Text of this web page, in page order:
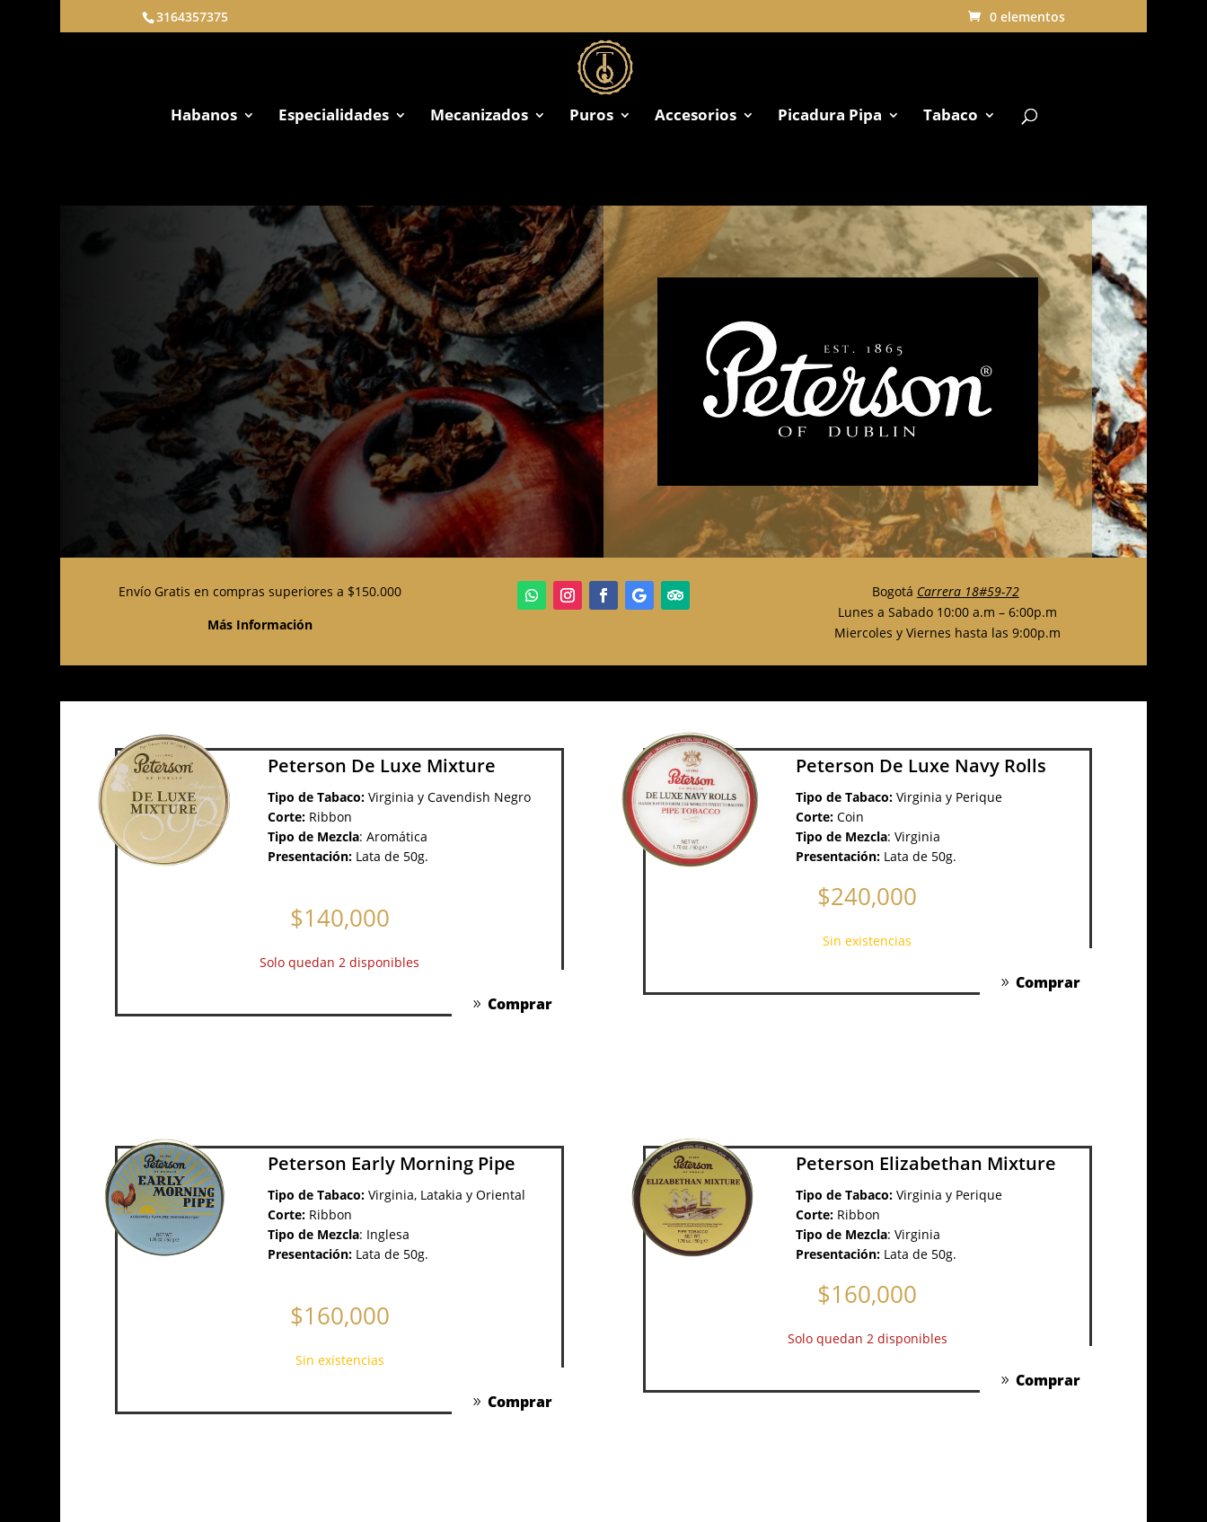
3164357375 0 elementos
Habanos Especialidades Mecanizados Puros Accesorios Picadura Pipa Tabaco
Envío Gratis en compras superiores a $150.000
Más Información
Bogotá Carrera 18#59-72
Lunes a Sabado 10:00 a.m – 6:00p.m
Miercoles y Viernes hasta las 9:00p.m
Peterson De Luxe Mixture
Tipo de Tabaco: Virginia y Cavendish Negro
Corte: Ribbon
Tipo de Mezcla:Aromática
Presentación: Lata de 50g.
$140,000
Solo quedan 2 disponibles
Comprar
Peterson De Luxe Navy Rolls
Tipo de Tabaco: Virginia y Perique
Corte: Coin
Tipo de Mezcla: Virginia
Presentación:Lata de 50g.
$240,000
Sin existencias
Comprar
Peterson Early Morning Pipe
Tipo de Tabaco: Virginia, Latakia y Oriental
Corte: Ribbon
Tipo de Mezcla: Inglesa
Presentación: Lata de 50g.
$160,000
Sin existencias
Comprar
Peterson Elizabethan Mixture
Tipo de Tabaco: Virginia y Perique
Corte: Ribbon
Tipo de Mezcla: Virginia
Presentación:Lata de 50g.
$160,000
Solo quedan 2 disponibles
Comprar